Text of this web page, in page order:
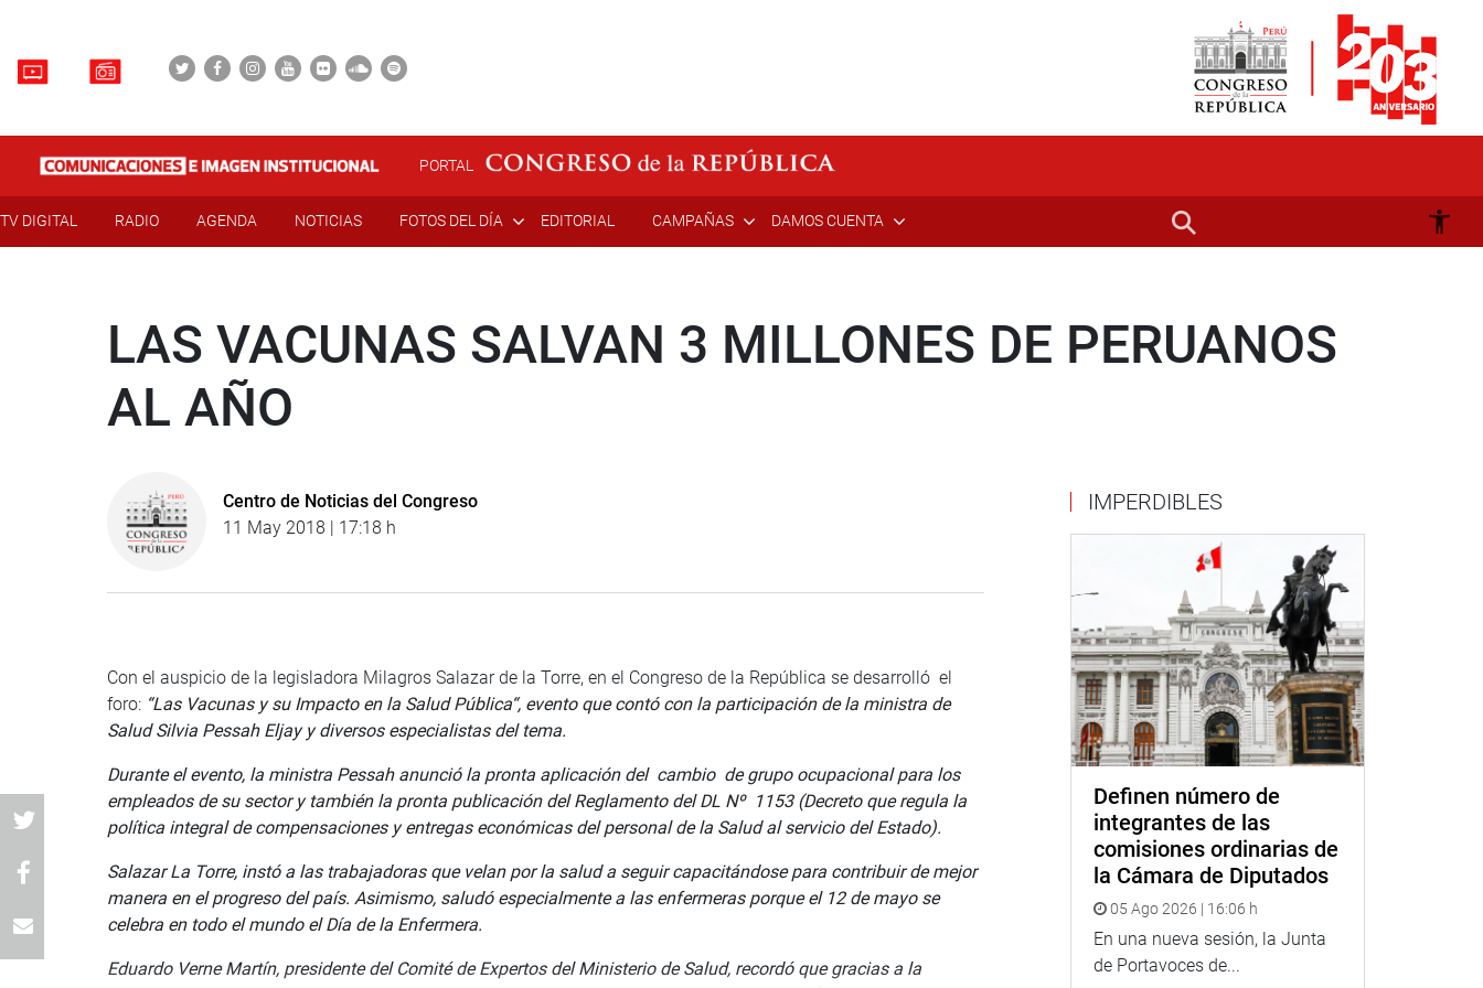
PORTAL
TV DIGITAL RADIO AGENDA NOTICIAS FOTOS DEL DÍA EDITORIAL CAMPAÑAS DAMOS CUENTA
LAS VACUNAS SALVAN 3 MILLONES DE PERUANOS
AL AÑO
Centro de Noticias del Congreso
11 May 2018 | 17:18 h
Con el auspicio de la legisladora Milagros Salazar de la Torre, en el Congreso de la República se desarrolló el
foro: “Las Vacunas y su Impacto en la Salud Pública“, evento que contó con la participación de la ministra de
Salud Silvia Pessah Eljay y diversos especialistas del tema.
Durante el evento, la ministra Pessah anunció la pronta aplicación del cambio de grupo ocupacional para los
empleados de su sector y también la pronta publicación del Reglamento del DL Nº 1153 (Decreto que regula la
política integral de compensaciones y entregas económicas del personal de la Salud al servicio del Estado).
Salazar La Torre, instó a las trabajadoras que velan por la salud a seguir capacitándose para contribuir de mejor
manera en el progreso del país. Asimismo, saludó especialmente a las enfermeras porque el 12 de mayo se
celebra en todo el mundo el Día de la Enfermera.
Eduardo Verne Martín, presidente del Comité de Expertos del Ministerio de Salud, recordó que gracias a la
IMPERDIBLES
Definen número de
integrantes de las
comisiones ordinarias de
la Cámara de Diputados
05 Ago 2026 | 16:06 h
En una nueva sesión, la Junta
de Portavoces de...